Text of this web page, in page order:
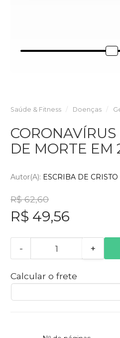
Saúde & Fitness Doenças
CORONAVÍRUS
DE MORTE EM
Autor(a): ESCRIBA DE CRISTO
R$ 62,60
R$ 49,56
- +
Calcular o frete